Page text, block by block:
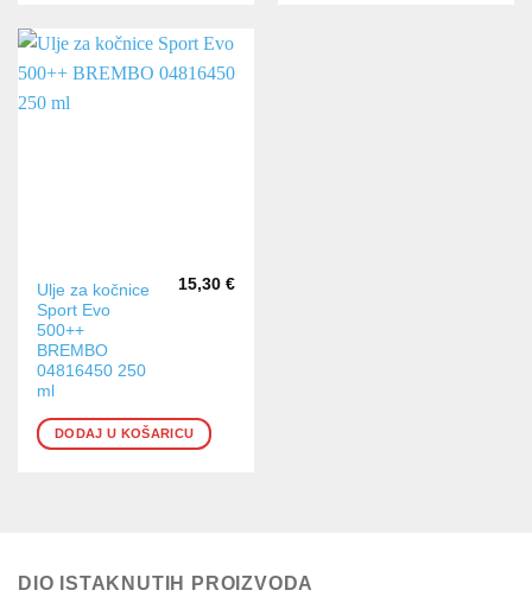
Ulje za kočnice
Sport Evo
500++
BREMBO
04816450 250
ml
15,30 €
DODAJ U KOŠARICU
DIO ISTAKNUTIH PROIZVODA